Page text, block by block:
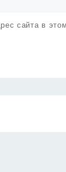
сайта в